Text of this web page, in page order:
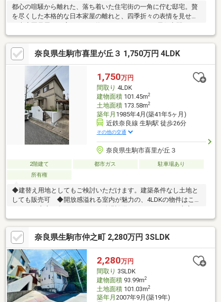
都心の喧騒から離れた、落ち着いた住宅街の一角に佇む邸宅。贅
を尽くした本格的な日本家屋の離れと、四季折々の表情を見せる
階に設けられた各寝室には、開放感あふれるバルコニーが備えら
れたプライベートな空間都心に近い利便性を享受しながらも、自
然を身近に感じる贅沢な暮らしが、ここにあります。
奈良県生駒市喜里が丘３ 1,750万円 4LDK
1,750万円
間取り 4LDK
建物面積101.45m2
土地面積173.58m2
築年月 1985年4月(築41年5ヶ月)
近鉄奈良線 生駒駅 徒歩26分
その他の交通
奈良県生駒市喜里が丘３
2階建て 都市ガス
駐車場あり
所有権
◆建替え用地としてもご検討いただけます。建築条件なし土地と
しても販売可 ◆開放感溢れる室内が魅力の、4LDKの物件はこち
らです！◆寒い冬にありがたい給湯設備がついています！◆高さ
と奥行のある押入は魅力がありなんでも収納できちゃいます！◆
今回ご紹介しているこちらの物件は南向きです！◆トイレが2ヶ
所にあるので複数人でも快適に暮らせます！◆建物面積が101.45
平米以上ある物件でゆったりと生活したい方にいかがでしょう
か！◆この物件は広々としたシステムキッチンなので、普段の料
理も楽しくなるでしょう(*^_^*)
奈良県生駒市仲之町 2,280万円 3SLDK
2,280万円
間取り 3SLDK
建物面積93.99m2
土地面積101.03m2
築年月 2007年9月(築19年)